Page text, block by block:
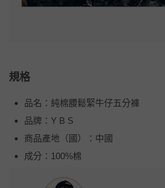
規格
品名：純棉腰鬆緊牛仔五分褲
品牌：Y B S
商品產地（國）：中國
成分：100%棉